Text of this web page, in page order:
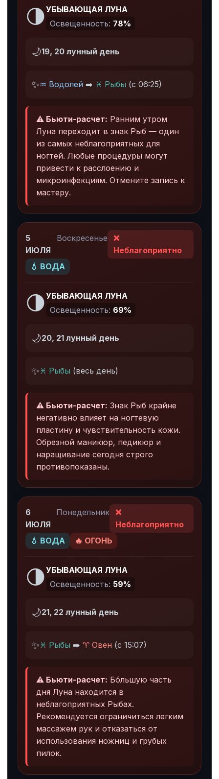
🌗УБЫВАЮЩАЯ ЛУНА
Освещенность: 78%
🌙19, 20 лунный день
✨♒ Водолей➡️ ♓ Рыбы (с 06:25)
⚠️ Бьюти-расчет: Ранним утром
Луна переходит в знак Рыб — один
из самых неблагоприятных для
ногтей. Любые процедуры могут
привести к расслоению и
микроинфекциям. Отмените запись к
мастеру.
5
ИЮЛЯ
Воскресенье
❌
Неблагоприятно
💧 ВОДА
🌗УБЫВАЮЩАЯ ЛУНА
Освещенность: 69%
🌙20, 21 лунный день
✨♓ Рыбы (весь день)
⚠️ Бьюти-расчет: Знак Рыб крайне
негативно влияет на ногтевую
пластину и чувствительность кожи.
Обрезной маникюр, педикюр и
наращивание сегодня строго
противопоказаны.
6
ИЮЛЯ
Понедельник
❌
Неблагоприятно
💧 ВОДА
🔥 ОГОНЬ
🌗УБЫВАЮЩАЯ ЛУНА
Освещенность: 59%
🌙21, 22 лунный день
✨♓ Рыбы ➡️ ♈ Овен (с 15:07)
⚠️ Бьюти-расчет: Бóльшую часть
дня Луна находится в
неблагоприятных Рыбах.
Рекомендуется ограничиться легким
массажем рук и отказаться от
использования ножниц и грубых
пилок.